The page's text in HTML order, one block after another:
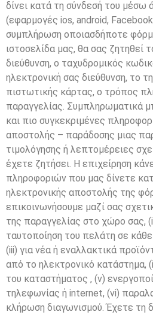
δίνει κατά τη σύνδεσή του
(εφαρμογές ios, android,
συμπλήρωση οποιασδήποτε
ιστοσελίδα μας, θα σας ζητηθεί
διεύθυνση, ο ταχυδρομικός
ηλεκτρονική σας διεύθυνση, το
πιστωτικής κάρτας, ο τρόπος
παραγγελίας. Συμπληρωματικά
και πιο συγκεκριμένες
αποστολής – παράδοσης μιας
τιμολόγησης ή λεπτομέρειες
έχετε ζητήσει. Η επιχείρηση
πληροφοριών που μας δίνετε
ηλεκτρονικής αποστολής της
επικοινωνήσουμε μαζί σας
της παραγγελίας στο χώρο σας,
ταυτοποίηση του πελάτη σε
(iii) για νέα ή εναλλακτικά
από το ηλεκτρονικό κατάστημα,
του καταστήματος , (v)
τηλεφωνίας ή internet, (vi)
κλήρωση διαγωνισμού. Έχετε τη